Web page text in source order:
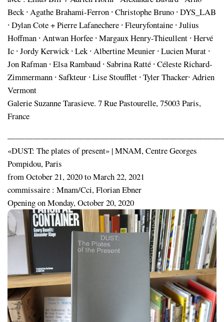
Beck ⸱ Agathe Brahami-Ferron ⸱ Christophe Bruno ⸱ DYS_LAB
⸱ Dylan Cote + Pierre Lafanechere ⸱ Fleuryfontaine ⸱ Julius
Hoffman ⸱ Antwan Horfee ⸱ Margaux Henry-Thieullent ⸱ Hervé
Ic ⸱ Jordy Kerwick ⸱ Lek ⸱ Albertine Meunier ⸱ Lucien Murat ⸱
Jon Rafman ⸱ Elsa Rambaud ⸱ Sabrina Ratté ⸱ Céleste Richard-
Zimmermann ⸱ Safkteur ⸱ Lise Stoufflet ⸱ Tyler Thacker⸱ Adrien
Vermont
Galerie Suzanne Tarasieve. 7 Rue Pastourelle, 75003 Paris,
France
«DUST: The plates of present» | MNAM, Centre Georges
Pompidou, Paris
from October 21, 2020 to March 22, 2021
commissaire : Mnam/Cci, Florian Ebner
Opening on Monday, October 20, 2020